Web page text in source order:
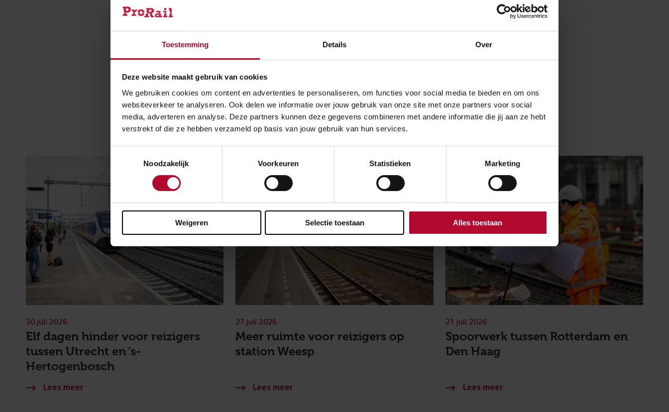
Toestemming Details Over
Deze website maakt gebruik van cookies
We gebruiken cookies om content en advertenties te personaliseren, om functies voor social media te bieden en om ons
websiteverkeer te analyseren. Ook delen we informatie over jouw gebruik van onze site met onze partners voor social
media, adverteren en analyse. Deze partners kunnen deze gegevens combineren met andere informatie die jij aan ze hebt
verstrekt of die ze hebben verzameld op basis van jouw gebruik van hun services.
Noodzakelijk
Voorkeuren Statistieken Marketing
Weigeren Selectie toestaan Alles toestaan
zuidzijde.
Meer over: Werkzaamheden Groningen Spoorzone
Meer nieuws
Elf dagen hinder voor reizigers
tussen Utrecht en ’s-
Hertogenbosch
30 juli 2026
Meer ruimte voor reizigers op
station Weesp
27 juli 2026
Spoorwerk tussen Rotterdam en
Den Haag
21 juli 2026